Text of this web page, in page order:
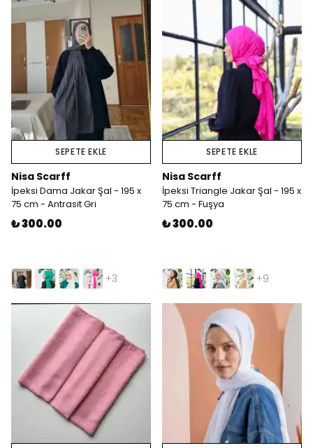
SEPETE EKLE
Nisa Scarff
İpeksi Dama Jakar Şal - 195 x
75 cm - Antrasit Gri
₺ 300.00
+3
SEPETE EKLE
Nisa Scarff
İpeksi Triangle Jakar Şal - 195 x
75 cm - Fuşya
₺ 300.00
+9